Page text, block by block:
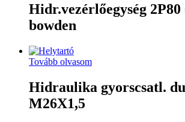
Hidr.vezérlőegység
bowden
Tovább olvasom
Hidraulika gyorscsatl.
M26X1,5